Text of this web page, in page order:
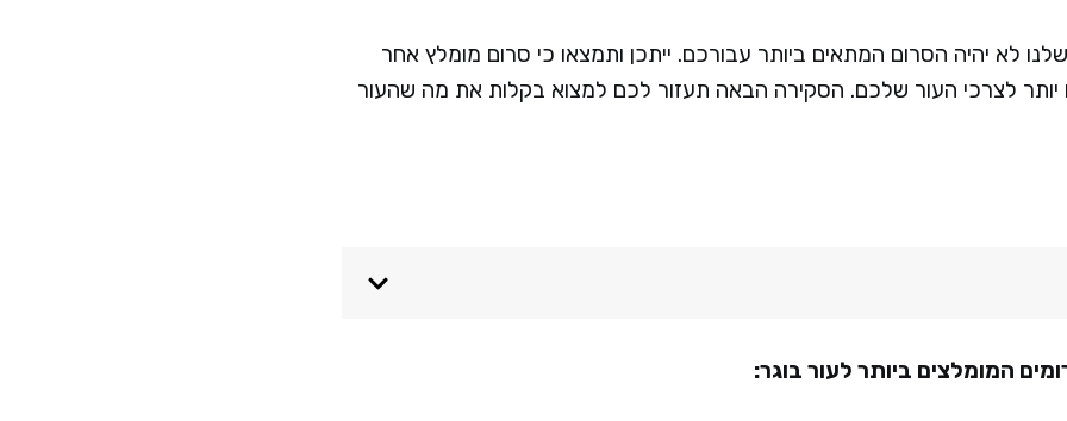
לא יהיה הסרום המתאים ביותר עבורכם. ייתכן ותמצאו כי סרום מומלץ אחר
יותר לצרכי העור שלכם. הסקירה הבאה תעזור לכם למצוא בקלות את מה שהעור